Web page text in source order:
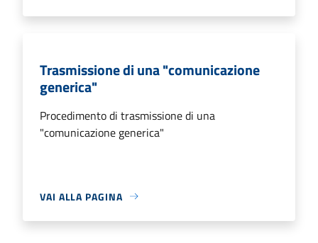
Trasmissione di una "comunicazione
generica"
Procedimento di trasmissione di una
"comunicazione generica"
VAI ALLA PAGINA